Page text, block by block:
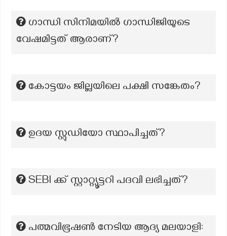
ഗാന്ധി സിനിമയിൽ ഗാന്ധിജിയുടെ
വേഷമിട്ടത് ആരാണ്?
കോട്ടയം ജില്ലയിലെ പക്ഷി സങ്കേതം?
ഉദയ സ്റ്റുഡിയോ സ്ഥാപിച്ചത്?
SEBl ക്ക് സ്റ്റാറ്റ്യൂട്ടറി പദവി ലഭിച്ചത്?
പത്മവിഭൂഷൺ നേടിയ ആദ്യ മലയാളി: